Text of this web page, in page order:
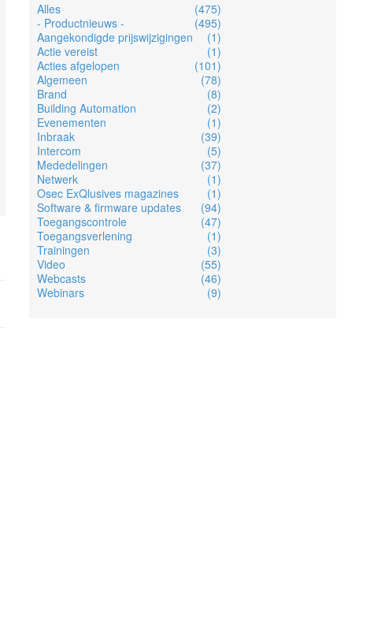
Alles
(475)
- Productnieuws -
(495)
Aangekondigde prijswijzigingen
(1)
Actie vereist
(1)
Acties afgelopen
(101)
Algemeen
(78)
Brand
(8)
Building Automation
(2)
Evenementen
(1)
Inbraak
(39)
Intercom
(5)
Mededelingen
(37)
Netwerk
(1)
Osec ExQlusives magazines
(1)
Software & firmware updates
(94)
Toegangscontrole
(47)
Toegangsverlening
(1)
Trainingen
(3)
Video
(55)
Webcasts
(46)
Webinars
(9)